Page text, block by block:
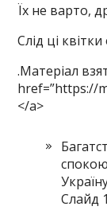
Їх не варто,
Слід ці
.Матеріал
href=”https://
</a>
Слайд